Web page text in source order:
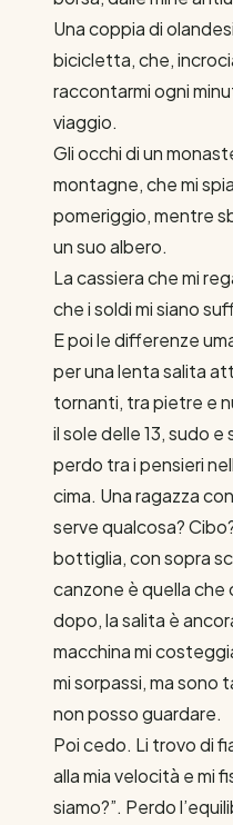
Una coppia di
bicicletta, che,
raccontarmi ogni
viaggio.
Gli occhi di un
montagne, che mi
pomeriggio, mentre
un suo albero.
La cassiera che mi
che i soldi mi siano
E poi le differenze
per una lenta salita
tornanti, tra pietre e
il sole delle 13, sudo
perdo tra i pensieri
cima. Una ragazza
serve qualcosa?
bottiglia, con sopra
canzone è quella che
dopo, la salita è
macchina mi
mi sorpassi, ma sono
non posso guardare.
Poi cedo. Li trovo di
alla mia velocità e mi
siamo?”. Perdo